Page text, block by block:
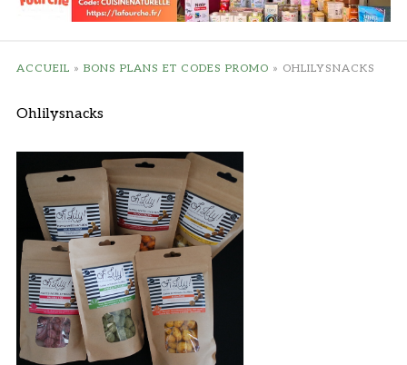
ACCUEIL » BONS PLANS ET CODES PROMO » OHLILYSNACKS
Ohlilysnacks